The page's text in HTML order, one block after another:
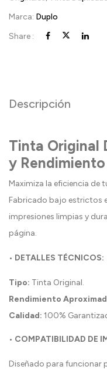
Marca: Duplo
Share :
Descripción
Tinta Original
y Rendimiento
Maximiza la eficiencia de
Fabricado bajo estrictos
impresiones limpias y
página.
• DETALLES TÉCNICOS:
Tipo: Tinta Original.
Rendimiento
Calidad: 100%
• COMPATIBILIDAD DE
Diseñado para funcionar